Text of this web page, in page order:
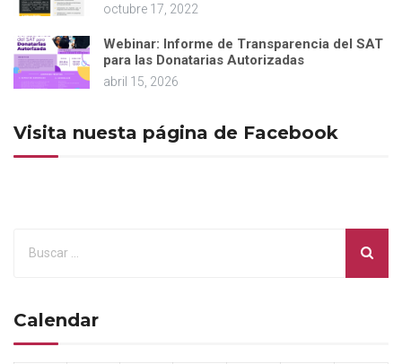
octubre 17, 2022
Webinar: Informe de Transparencia del SAT
para las Donatarias Autorizadas
abril 15, 2026
Visita nuesta página de Facebook
Calendar